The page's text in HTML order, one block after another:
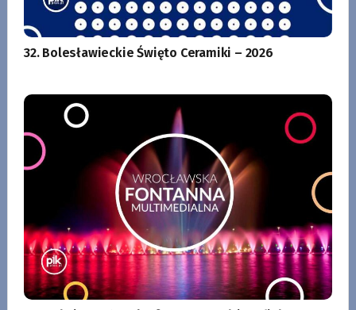
32. Bolesławieckie Święto Ceramiki – 2026